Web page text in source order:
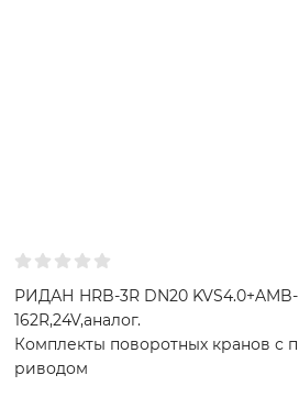
РИДАН HRB-3R DN20 KVS4.0+AMB-
162R,24V,аналог.
Комплекты поворотных кранов с п
риводом